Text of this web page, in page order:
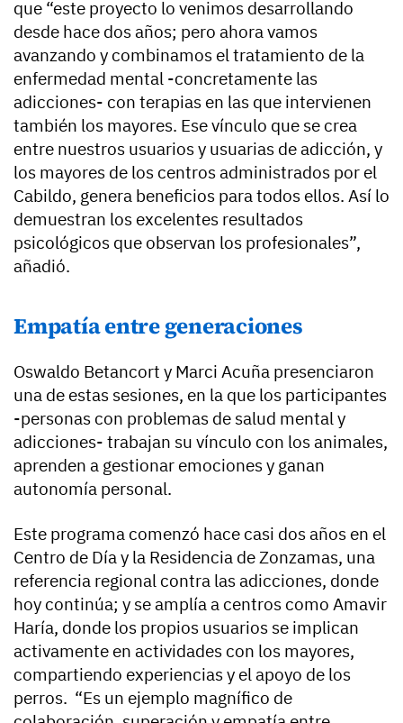
que “este proyecto lo venimos desarrollando
desde hace dos años; pero ahora vamos
avanzando y combinamos el tratamiento de la
enfermedad mental -concretamente las
adicciones- con terapias en las que intervienen
también los mayores. Ese vínculo que se crea
entre nuestros usuarios y usuarias de adicción, y
los mayores de los centros administrados por el
Cabildo, genera beneficios para todos ellos. Así lo
demuestran los excelentes resultados
psicológicos que observan los profesionales”,
añadió.
Empatía entre generaciones
Oswaldo Betancort y Marci Acuña presenciaron
una de estas sesiones, en la que los participantes
-personas con problemas de salud mental y
adicciones- trabajan su vínculo con los animales,
aprenden a gestionar emociones y ganan
autonomía personal.
Este programa comenzó hace casi dos años en el
Centro de Día y la Residencia de Zonzamas, una
referencia regional contra las adicciones, donde
hoy continúa; y se amplía a centros como Amavir
Haría, donde los propios usuarios se implican
activamente en actividades con los mayores,
compartiendo experiencias y el apoyo de los
perros. “Es un ejemplo magnífico de